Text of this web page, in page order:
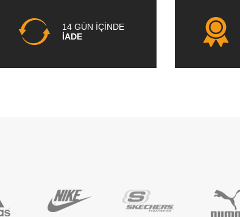
14 GÜN İÇİNDE
İADE